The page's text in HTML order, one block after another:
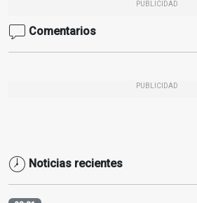
PUBLICIDAD
Comentarios
PUBLICIDAD
Noticias recientes